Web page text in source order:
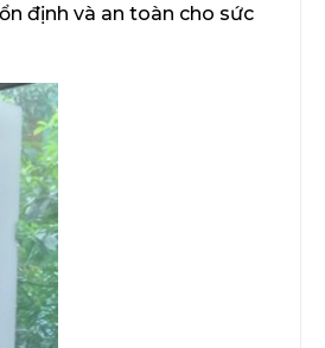
định và an toàn cho sức